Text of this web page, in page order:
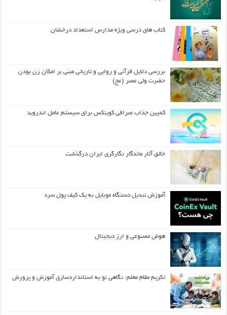
کتاب های درسی ویژه مدارس استعداد درخشان
بررسی دلایل قرآنی و روایی و تاریخی مبنی بر امکان زن بودن
حضرت ولی عصر (عج)
کمپین جذاب صرافی کوینکس برای سیستم عامل اندروید
خالق آثار ماندگار نگارگری ایران درگذشت
آموزش تبدیل دستگاه موبایل به یک کیف‌ پول سرد
هوش مصنوعی و ارز دیجیتال
تکریم مقام معلم: نگاهی نو به استانداردسازی آموزش و پرورش